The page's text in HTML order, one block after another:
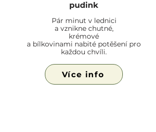
pudink
Pár minut v lednici
a vznikne chutné,
krémové
a bílkovinami nabité potěšení pro
každou chvíli.
Více info